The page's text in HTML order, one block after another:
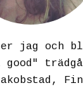
jag och